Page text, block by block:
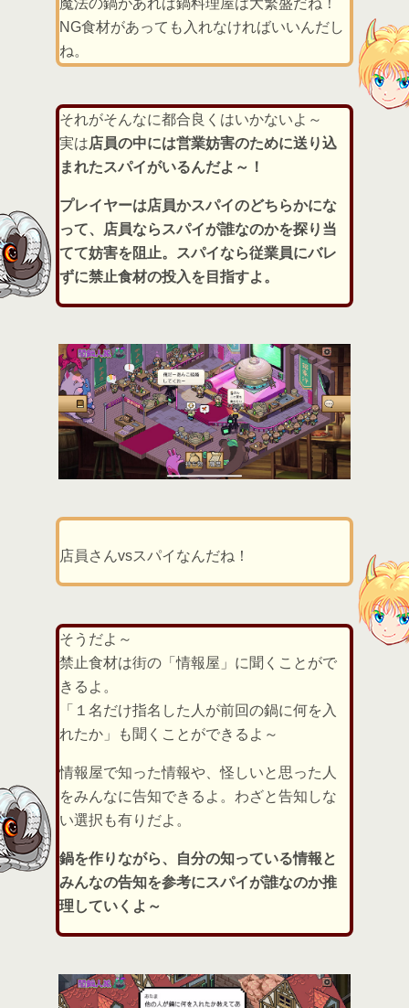
NG食材があっても入れなければいいんだし
ね。
それがそんなに都合良くはいかないよ～
実は店員の中には営業妨害のために送り込
まれたスパイがいるんだよ～！
プレイヤーは店員かスパイのどちらかにな
って、店員ならスパイが誰なのかを探り当
てて妨害を阻止。スパイなら従業員にバレ
ずに禁止食材の投入を目指すよ。
店員さんvsスパイなんだね！
そうだよ～
禁止食材は街の「情報屋」に聞くことがで
きるよ。
「１名だけ指名した人が前回の鍋に何を入
れたか」も聞くことができるよ～
情報屋で知った情報や、怪しいと思った人
をみんなに告知できるよ。わざと告知しな
い選択も有りだよ。
鍋を作りながら、自分の知っている情報と
みんなの告知を参考にスパイが誰なのか推
理していくよ～